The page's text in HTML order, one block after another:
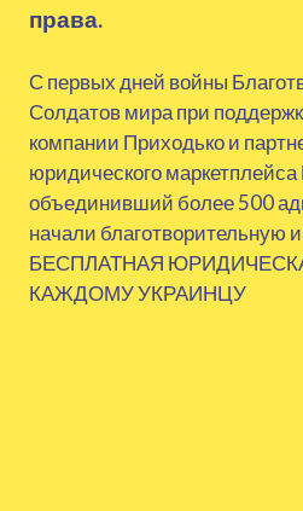
права.
С первых дней войны
Солдатов мира при
компании Приходько и
юридического маркетплейса
объединивший более 500
начали благотворительную
БЕСПЛАТНАЯ
КАЖДОМУ УКРАИНЦУ